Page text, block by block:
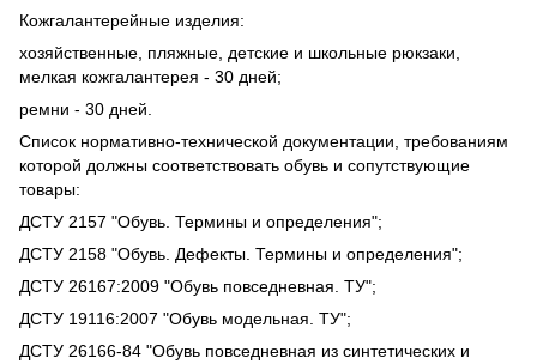
Кожгалантерейные изделия:
хозяйственные, пляжные, детские и школьные рюкзаки,
мелкая кожгалантерея - 30 дней;
ремни - 30 дней.
Список нормативно-технической документации, требованиям
которой должны соответствовать обувь и сопутствующие
товары:
ДСТУ 2157 "Обувь. Термины и определения";
ДСТУ 2158 "Обувь. Дефекты. Термины и определения";
ДСТУ 26167:2009 "Обувь повседневная. ТУ";
ДСТУ 19116:2007 "Обувь модельная. ТУ";
ДСТУ 26166-84 "Обувь повседневная из синтетических и